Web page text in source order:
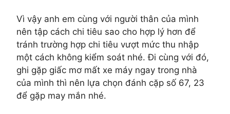
Vì vậy anh em cùng với người thân của mình
nên tập cách chi tiêu sao cho hợp lý hơn để
tránh trường hợp chi tiêu vượt mức thu nhập
một cách không kiểm soát nhé. Đi cùng với đó,
ghi gặp giấc mơ mất xe máy ngay trong nhà
của mình thì nên lựa chọn đánh cặp số 67, 23
để gặp may mắn nhé.